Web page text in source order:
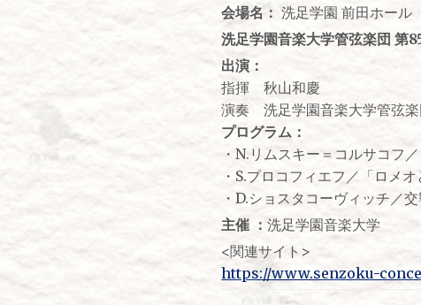
会場名： 洗足学園 前田ホール
洗足学園音楽大学管弦楽団 第
出演：
指揮 秋山和慶
演奏 洗足学園音楽大学管弦楽
プログラム：
・N.リムスキー＝コルサコフ
・S.プロコフィエフ／「ロメ
・D.ショスタコーヴィッチ／
主催 ：洗足学園音楽大学
<関連サイト>
https://www.senzoku-